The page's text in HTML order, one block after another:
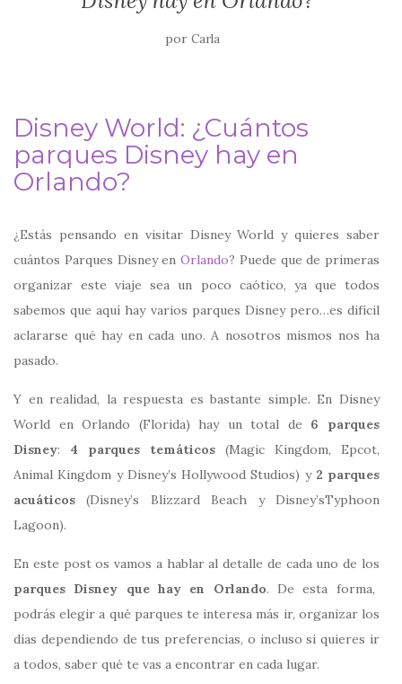
por Carla
Disney World: ¿Cuántos
parques Disney hay en
Orlando?
¿Estás pensando en visitar Disney World y quieres saber
cuántos Parques Disney en Orlando? Puede que de primeras
organizar este viaje sea un poco caótico, ya que todos
sabemos que aquí hay varios parques Disney pero…es difícil
aclararse qué hay en cada uno. A nosotros mismos nos ha
pasado.
Y en realidad, la respuesta es bastante simple. En Disney
World en Orlando (Florida) hay un total de 6 parques
Disney: 4 parques temáticos (Magic Kingdom, Epcot,
Animal Kingdom y Disney’s Hollywood Studios) y 2 parques
acuáticos (Disney’s Blizzard Beach y Disney’sTyphoon
Lagoon).
En este post os vamos a hablar al detalle de cada uno de los
parques Disney que hay en Orlando. De esta forma,
podrás elegir a qué parques te interesa más ir, organizar los
días dependiendo de tus preferencias, o incluso si quieres ir
a todos, saber qué te vas a encontrar en cada lugar.